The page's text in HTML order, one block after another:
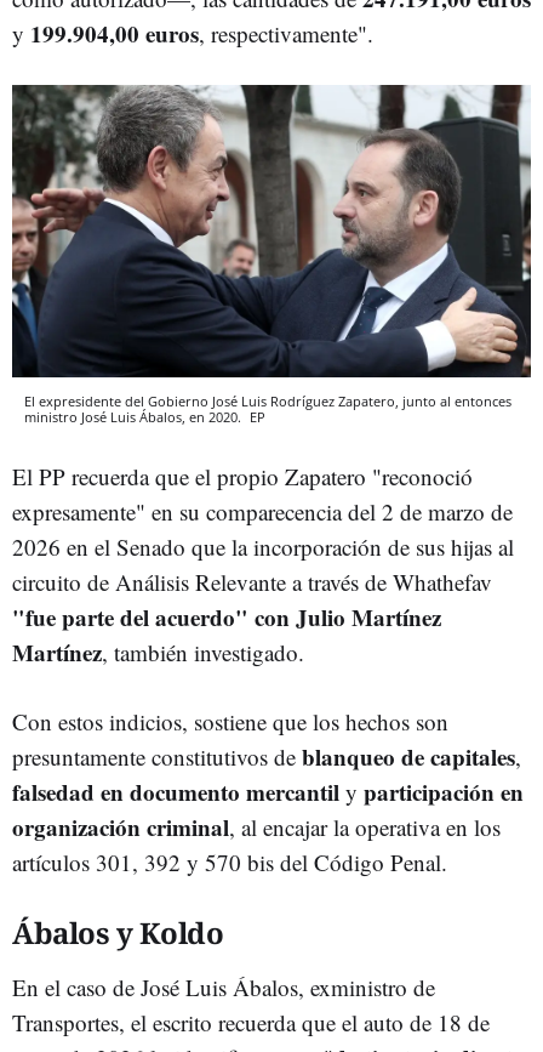
y 199.904,00 euros, respectivamente".
El expresidente del Gobierno José Luis Rodríguez Zapatero, junto al entonces
ministro José Luis Ábalos, en 2020. EP
El PP recuerda que el propio Zapatero "reconoció
expresamente" en su comparecencia del 2 de marzo de
2026 en el Senado que la incorporación de sus hijas al
circuito de Análisis Relevante a través de Whathefav
"fue parte del acuerdo" con Julio Martínez
Martínez, también investigado.
Con estos indicios, sostiene que los hechos son
presuntamente constitutivos de blanqueo de capitales,
falsedad en documento mercantil y participación en
organización criminal, al encajar la operativa en los
artículos 301, 392 y 570 bis del Código Penal.
Ábalos y Koldo
En el caso de José Luis Ábalos, exministro de
Transportes, el escrito recuerda que el auto de 18 de